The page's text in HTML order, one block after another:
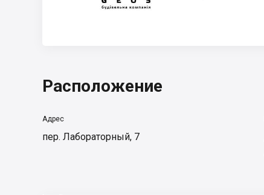
Расположение
Адрес
пер. Лабораторный, 7